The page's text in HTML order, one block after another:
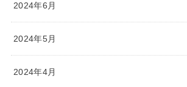
2024年6月
2024年5月
2024年4月